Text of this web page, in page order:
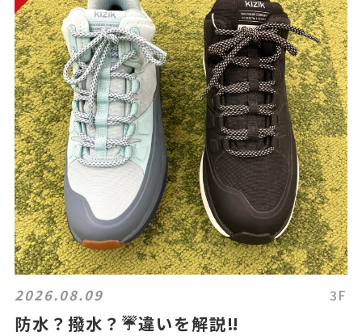
2026.08.09 3F
防水？撥水？☔違いを解説‼️